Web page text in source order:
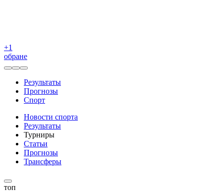
+1
обране
Результаты
Прогнозы
Спорт
Новости спорта
Результаты
Турниры
Статьи
Прогнозы
Трансферы
топ